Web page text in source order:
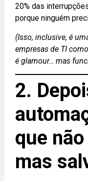
20% das
porque ninguém
(Isso, inclusive, é
empresas de TI
é glamour… mas
2.
que
mas